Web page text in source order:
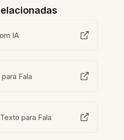
IA
Fala
para Fala